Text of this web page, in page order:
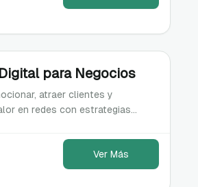
para Negocios
atraer clientes y
en redes con estrategias
Ver Más